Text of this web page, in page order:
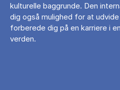
kulturelle baggrunde. Den
dig også mulighed for at
forberede dig på en karriere i
verden.